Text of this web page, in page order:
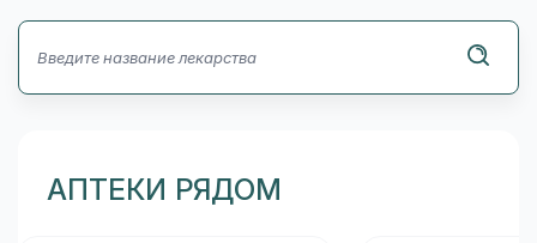
АПТЕКИ РЯДОМ